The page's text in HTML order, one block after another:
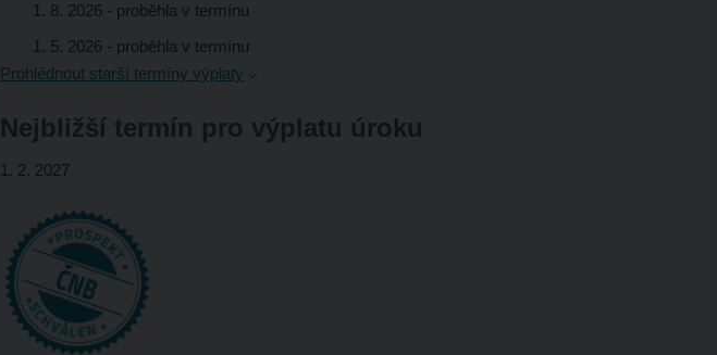
1. 8. 2026 - proběhla v termínu
1. 5. 2026 - proběhla v termínu
Prohlédnout starší termíny výplaty
Nejbližší termín pro výplatu úroku
1. 2. 2027